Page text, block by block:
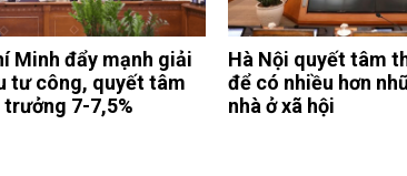
Minh đẩy mạnh giải
tư công, quyết tâm
7-7,5%
Hà Nội quyết tâm
để có nhiều hơn
nhà ở xã hội